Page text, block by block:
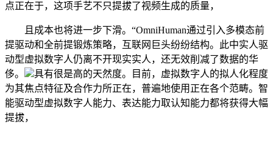
点正在于，这项手艺不只提拔了视频生成的质量，
且成本也将进一步下滑。“OmniHuman通过引入多模态前
提驱动和全前提锻炼策略，互联网巨头纷纷结构。此中实人驱
动型虚拟数字人仍离不开现实实人，还无效削减了数据的华
侈。
具有很是高的天然度。目前，虚拟数字人的拟人化程度
为其焦点特征及合作力所正在，普遍地使用正在各个范畴。智
能驱动型虚拟数字人能力、表达能力取认知能力都将获得大幅
提拔，